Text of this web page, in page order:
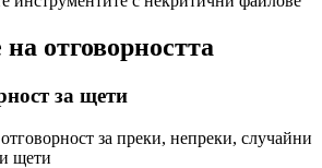
отговорността
за щети
за преки, непреки, случайни
щети